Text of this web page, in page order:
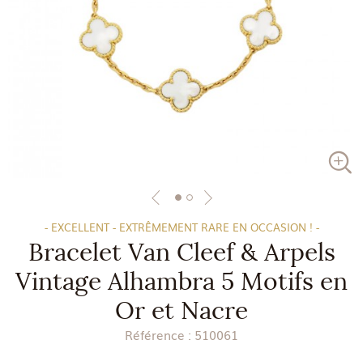
- EXCELLENT - EXTRÊMEMENT RARE EN OCCASION ! -
Bracelet Van Cleef & Arpels
Vintage Alhambra 5 Motifs en
Or et Nacre
Référence : 510061